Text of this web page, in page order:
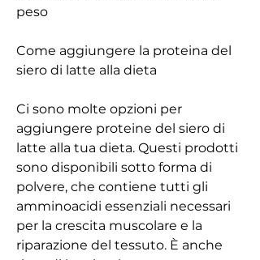
peso
Come aggiungere la proteina del
siero di latte alla dieta
Ci sono molte opzioni per
aggiungere proteine ​​del siero di
latte alla tua dieta. Questi prodotti
sono disponibili sotto forma di
polvere, che contiene tutti gli
amminoacidi essenziali necessari
per la crescita muscolare e la
riparazione del tessuto. È anche